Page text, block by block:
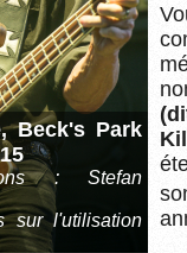
Beck's Park
: Stefan
sur l'utilisation